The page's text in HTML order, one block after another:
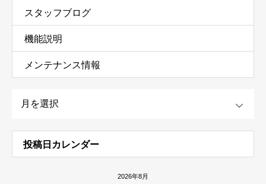
スタッフブログ
機能説明
メンテナンス情報
投稿日カレンダー
2026年8月